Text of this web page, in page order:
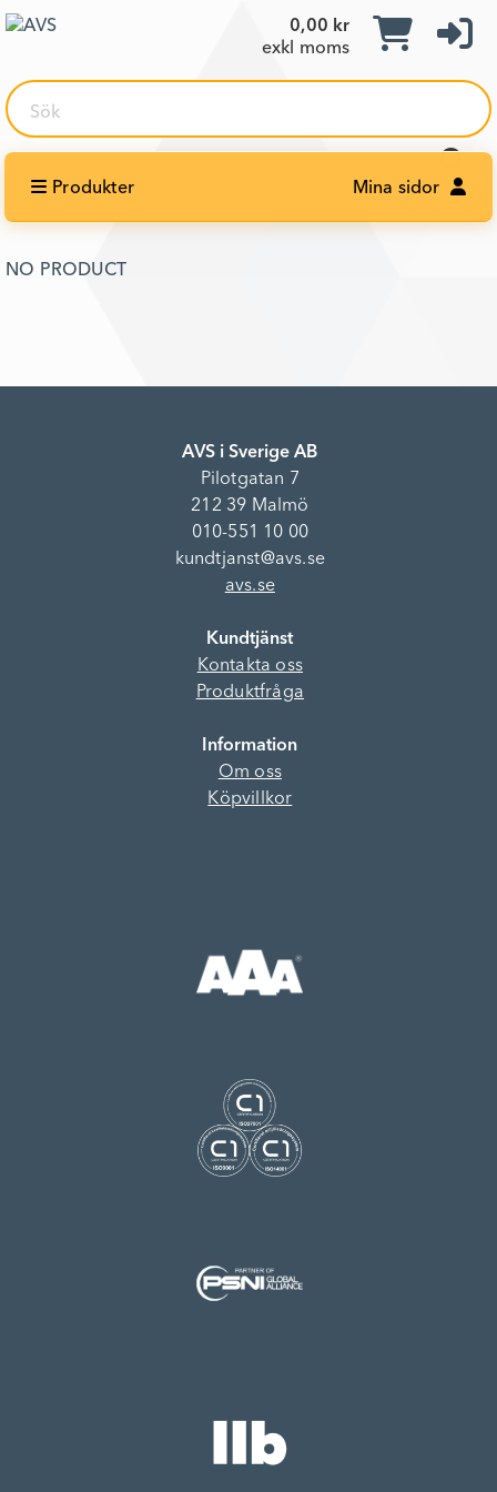
0,00 kr
exkl moms
Sök
Produkter Mina sidor
NO PRODUCT
AVS i Sverige AB
Pilotgatan 7
212 39 Malmö
010-551 10 00
kundtjanst@avs.se
avs.se
Kundtjänst
Kontakta oss
Produktfråga
Information
Om oss
Köpvillkor